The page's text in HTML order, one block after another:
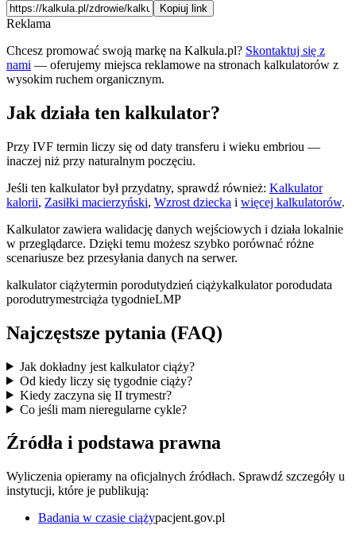
Kopiuj link
Reklama
Chcesz promować swoją markę na Kalkula.pl? Skontaktuj się z
nami — oferujemy miejsca reklamowe na stronach kalkulatorów z
wysokim ruchem organicznym.
Jak działa ten kalkulator?
Przy IVF termin liczy się od daty transferu i wieku embriou —
inaczej niż przy naturalnym poczęciu.
Jeśli ten kalkulator był przydatny, sprawdź również: Kalkulator
kalorii, Zasiłki macierzyński, Wzrost dziecka i więcej kalkulatorów.
Kalkulator zawiera walidację danych wejściowych i działa lokalnie
w przeglądarce. Dzięki temu możesz szybko porównać różne
scenariusze bez przesyłania danych na serwer.
kalkulator ciążytermin porodutydzień ciążykalkulator porodudata
porodutrymestrciąża tygodnieLMP
Najczęstsze pytania (FAQ)
Jak dokładny jest kalkulator ciąży?
Od kiedy liczy się tygodnie ciąży?
Kiedy zaczyna się II trymestr?
Co jeśli mam nieregularne cykle?
Źródła i podstawa prawna
Wyliczenia opieramy na oficjalnych źródłach. Sprawdź szczegóły u
instytucji, które je publikują:
Badania w czasie ciążypacjent.gov.pl